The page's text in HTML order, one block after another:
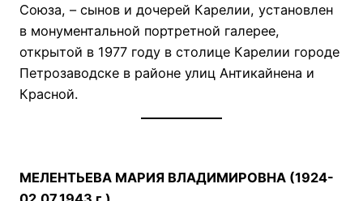
Союза, – сынов и дочерей Карелии, установлен
в монументальной портретной галерее,
открытой в 1977 году в столице Карелии городе
Петрозаводске в районе улиц Антикайнена и
Красной.
МЕЛЕНТЬЕВА МАРИЯ ВЛАДИМИРОВНА (1924-